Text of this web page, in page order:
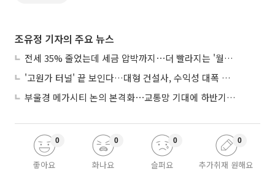
조유정 기자의 주요 뉴스
전세 35% 줄었는데 세금 압박까지⋯더 빨라지는 '월세화'
'고원가 터널' 끝 보인다…대형 건설사, 수익성 대폭 개선
부울경 메가시티 논의 본격화⋯교통망 기대에 하반기 분양시장 '주목'
좋아요
0
화나요
0
슬퍼요
0
추가취재 원해요
0